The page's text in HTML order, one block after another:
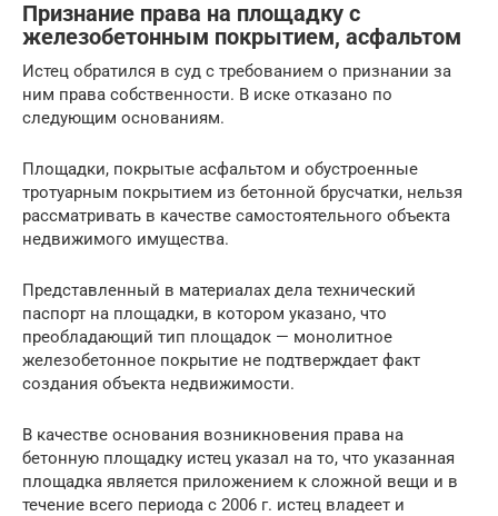
Признание права на площадку с
железобетонным покрытием, асфальтом
Истец обратился в суд с требованием о признании за
ним права собственности. В иске отказано по
следующим основаниям.
Площадки, покрытые асфальтом и обустроенные
тротуарным покрытием из бетонной брусчатки, нельзя
рассматривать в качестве самостоятельного объекта
недвижимого имущества.
Представленный в материалах дела технический
паспорт на площадки, в котором указано, что
преобладающий тип площадок — монолитное
железобетонное покрытие не подтверждает факт
создания объекта недвижимости.
В качестве основания возникновения права на
бетонную площадку истец указал на то, что указанная
площадка является приложением к сложной вещи и в
течение всего периода с 2006 г. истец владеет и